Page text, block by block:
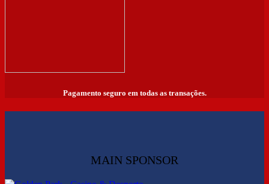
Pagamento seguro em todas as transações.
MAIN SPONSOR